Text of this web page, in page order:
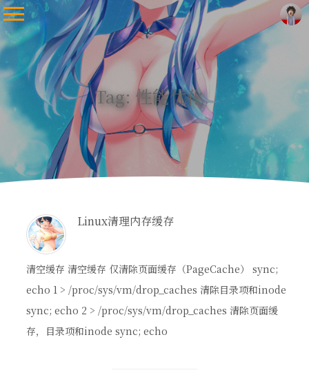
Tag: 性能优化
Linux清理内存缓存
清空缓存 清空缓存 仅清除页面缓存（PageCache） sync;
echo 1 > /proc/sys/vm/drop_caches 清除目录项和inode
sync; echo 2 > /proc/sys/vm/drop_caches 清除页面缓
存，目录项和inode sync; echo